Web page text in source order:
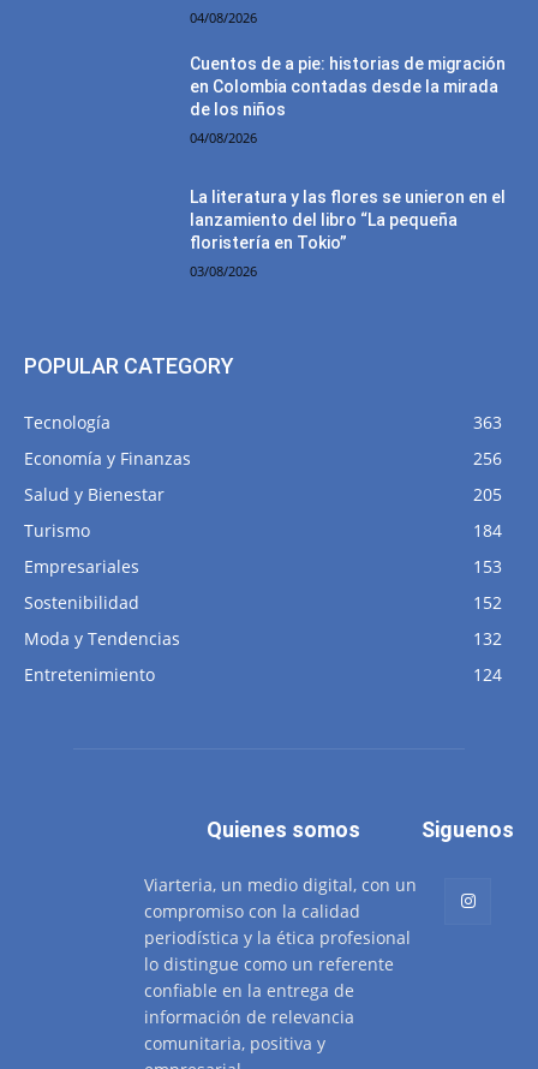
04/08/2026
Cuentos de a pie: historias de migración
en Colombia contadas desde la mirada
de los niños
04/08/2026
La literatura y las flores se unieron en el
lanzamiento del libro “La pequeña
floristería en Tokio”
03/08/2026
POPULAR CATEGORY
Tecnología
363
Economía y Finanzas
256
Salud y Bienestar
205
Turismo
184
Empresariales
153
Sostenibilidad
152
Moda y Tendencias
132
Entretenimiento
124
Quienes somos
Viarteria, un medio digital, con un
compromiso con la calidad
periodística y la ética profesional
lo distingue como un referente
confiable en la entrega de
información de relevancia
comunitaria, positiva y
Siguenos